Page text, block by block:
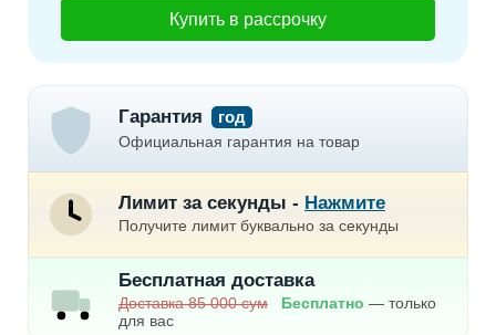
Купить в рассрочку
Гарантия год
Официальная гарантия на товар
Лимит за секунды - Нажмите
Получите лимит буквально за секунды
Бесплатная доставка
Доставка 85 000 сум Бесплатно — только
для вас